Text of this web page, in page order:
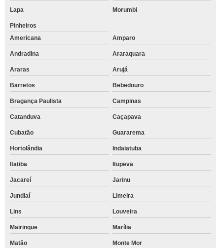
Lapa Morumbi
Pinheiros
Americana
Amparo
Andradina Araraquara
Araras Arujá
Barretos Bebedouro
Bragança Paulista Campinas
Catanduva Caçapava
Cubatão Guararema
Hortolândia Indaiatuba
Itatiba Itupeva
Jacareí Jarinu
Jundiaí Limeira
Lins Louveira
Mairinque Marília
Matão Monte Mor